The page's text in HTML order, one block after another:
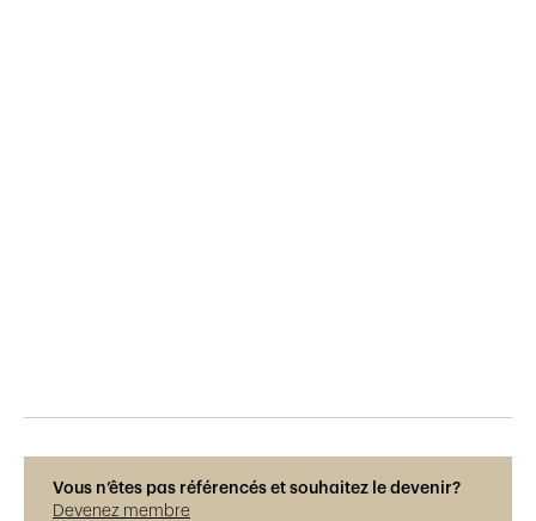
Vous n’êtes pas référencés et souhaitez le devenir?
Devenez membre